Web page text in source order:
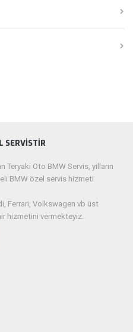
SERVISTIR
Teryaki Oto BMW Servis, yılların
BMW özel servis hizmeti
Ferrari, Volkswagen vb üst
hizmetini vermekteyiz.